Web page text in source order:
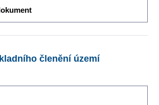
členění území